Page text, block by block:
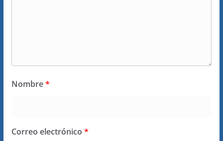
Nombre*
Correo electrónico *